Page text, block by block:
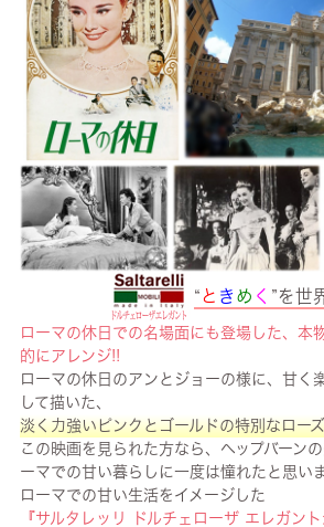
“と き め く ”を世
ローマの休日での名場面にも登場した、本
的にアレンジ!!
ローマの休日のアンとジョーの様に、甘く
して描いた、
淡く力強いピンクとゴールドの特別なロー
この映画を見られた方なら、ヘップバーン
ーマでの甘い暮らしに一度は憧れたと思いま
ローマでの甘い生活をイメージした
『サルタレッリ ドルチェローザ エレガント